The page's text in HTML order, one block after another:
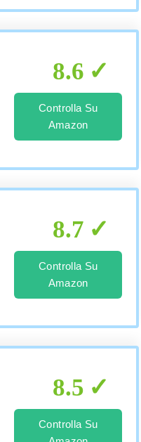
8.6
Controlla Su
Amazon
8.7
Controlla Su
Amazon
8.5
Controlla Su